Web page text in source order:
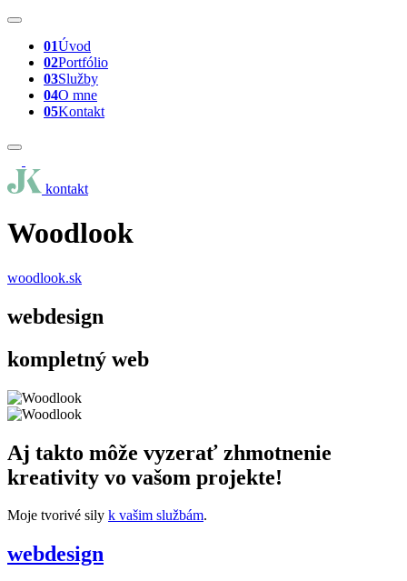
01Úvod
02Portfólio
03Služby
04O mne
05Kontakt
kontakt
Woodlook
woodlook.sk
webdesign
kompletný web
Aj takto môže vyzerať zhmotnenie
kreativity vo vašom projekte!
Moje tvorivé sily k vašim službám.
webdesign